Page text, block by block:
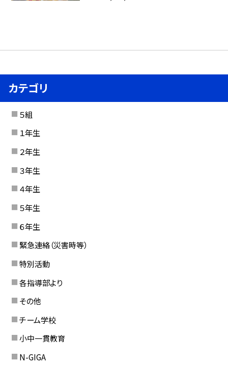
カテゴリ
５組
１年生
２年生
３年生
４年生
５年生
６年生
緊急連絡（災害時等）
特別活動
各指導部より
その他
チーム学校
小中一貫教育
N-GIGA